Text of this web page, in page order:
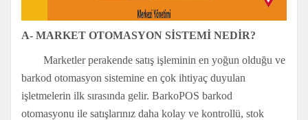
A- MARKET OTOMASYON SİSTEMİ NEDİR?
Marketler perakende satış işleminin en yoğun olduğu ve
barkod otomasyon sistemine en çok ihtiyaç duyulan
işletmelerin ilk sırasında gelir. BarkoPOS barkod
otomasyonu ile satışlarınız daha kolay ve kontrollü, stok